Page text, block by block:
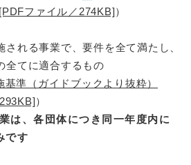
ファイル／274KB]）
される事業で、要件を全て満たし、
全てに適合するもの
基準（ガイドブックより抜粋）
）
は、各団体につき同一年度内に
です